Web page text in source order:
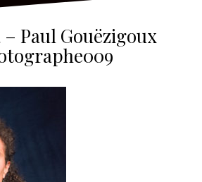
Paul Gouëzigoux